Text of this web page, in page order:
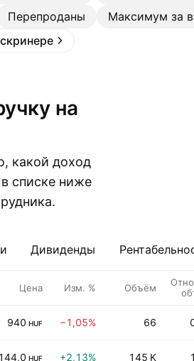
Перепроданы Максимум за
на
какой доход
списке ниже
Дивиденды
Цена Изм. % Объём
940 HUF −1,05% 66
144,0 HUF +2,13% 145 K